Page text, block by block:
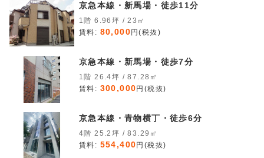
京急本線・新馬場・徒歩11分
1階 6.96坪 / 23㎡
賃料: 80,000 円(税抜)
京急本線・新馬場・徒歩7分
1階 26.4坪 / 87.28㎡
賃料: 300,000 円(税抜)
京急本線・青物横丁・徒歩6分
4階 25.2坪 / 83.29㎡
賃料: 554,400 円(税抜)